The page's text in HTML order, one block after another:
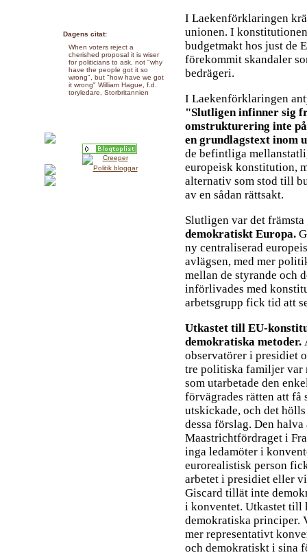
Dagens citat:
When voters reject a
cherished proposal it is wiser
for politicians to ask, not "why
have the people got it so
wrong", but "how have we got
it wrong" William Hague, f.d.
toryledare, Storbritannien
I Laekenförklaringen
unionen. I
budgetmakt hos just de
förekommit skandaler
bedrägeri.
I Laekenförklaringen
"Slutligen infinner sig
omstrukturering inte
en grundlagstext inom
de befintliga
europeisk konstitution,
alternativ som stod till
av en sådan rättsakt.
Slutligen var det
demokratiskt Europa.
ny centraliserad
avlägsen, med mer
mellan de styrande och
införlivades med
arbetsgrupp fick tid att
Utkastet till EU-
demokratiska metoder.
observatörer i presidiet
tre politiska familjer var
som utarbetade den
förvägrades rätten att få
utskickade, och det
dessa förslag. Den
Maastrichtfördraget i
inga ledamöter i
eurorealistisk person
arbetet i presidiet eller
Giscard tillät inte
i konventet. Utkastet till
demokratiska principer.
mer representativt
och demokratiskt i sina